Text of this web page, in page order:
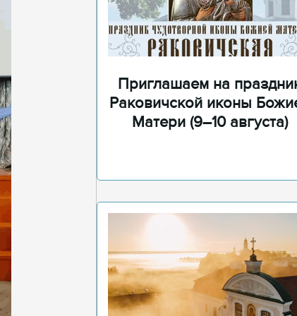
Приглашаем на
Раковичской иконы
Матери (9–10 августа)